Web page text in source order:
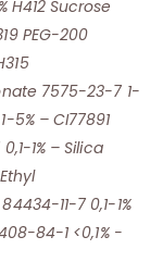
Sucrose
PEG-200
7575-23-7 1-
5% – CI77891
1% – Silica
11-7 0,1-1%
84-1 <0,1% -